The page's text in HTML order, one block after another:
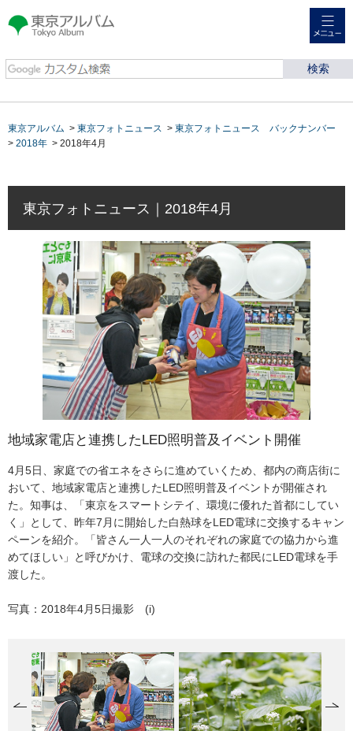
東京アルバム Tokyo
Album
東京アルバム > 東京フォトニュース > 東京フォトニュース バックナンバー
> 2018年 > 2018年4月
東京フォトニュース｜2018年4月
地域家電店と連携したLED照明普及イベント開催
4月5日、家庭での省エネをさらに進めていくため、都内の商店街に
おいて、地域家電店と連携したLED照明普及イベントが開催され
た。知事は、「東京をスマートシテイ、環境に優れた首都にしてい
く」として、昨年7月に開始した白熱球をLED電球に交換するキャン
ペーンを紹介。「皆さん一人一人のそれぞれの家庭での協力から進
めてほしい」と呼びかけ、電球の交換に訪れた都民にLED電球を手
渡した。
写真：2018年4月5日撮影 (i)
奥多摩ワサビの花が開花
4月13日、奥多摩ではワサビの花が見ごろを迎えた。日本原産のハ
ーブの一種で、江戸時代には将軍家にも献上されていた奥多摩のワ
サビ。刺身の薬味としてはもちろんのこと、葉や花は和え物やおひ
たし、天ぷらにと余すことなく食べることができる。
写真：2018年4月13日撮影 (k)
国立都営 東京障害者職業能力開発校 新校舎落成記念式
4月18日、国立都営東京障害者職業能力開発校（小平市）新校舎落
成記念式典が開催され、小池知事が出席した。式典で知事は、「入
校生を社会にしっかりと送り出せるように、万全の配慮、温かい見
守りの目を持ってこの施設を運営していきたい」とあいさつした。
式典後知事は、訓練の様子を視察。製パン科の、パンを成形する様
子や、実務作業科の、喫茶店舗の実習を見学した。
写真：2018年4月18日撮影 (i)
浜離宮恩賜庭園 「鷹の御茶屋」の復元
4月20日、浜離宮恩賜庭園にて江戸時代に創建され、戦災で失われ
たままになっていた「鷹の御茶屋」の復元工事が完了し、内部を一
般公開した。東京都は、平成16年度から旧浜離宮庭園の復元整備事
業に取り組んでおり、、これまでにも護岸修復のほか「松の御茶
屋」「燕の御茶屋」の復元を行ってきた。
写真：2018年4月19日撮影 (k)